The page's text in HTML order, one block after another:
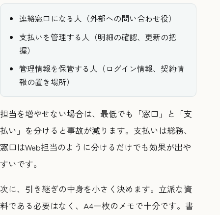
連絡窓口になる人（外部への問い合わせ役）
支払いを管理する人（明細の確認、更新の把
握）
管理情報を保管する人（ログイン情報、契約情
報の置き場所）
担当を増やせない場合は、最低でも「窓口」と「支
払い」を分けると事故が減ります。支払いは総務、
窓口はWeb担当のように分けるだけでも効果が出や
すいです。
次に、引き継ぎの中身を小さく決めます。立派な資
料である必要はなく、A4一枚のメモで十分です。書